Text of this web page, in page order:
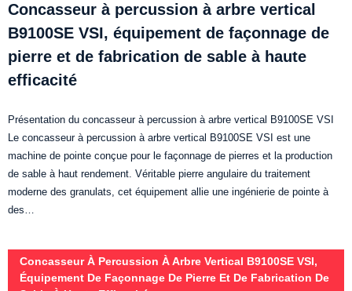
Concasseur à percussion à arbre vertical
B9100SE VSI, équipement de façonnage de
pierre et de fabrication de sable à haute
efficacité
Présentation du concasseur à percussion à arbre vertical B9100SE VSI
Le concasseur à percussion à arbre vertical B9100SE VSI est une
machine de pointe conçue pour le façonnage de pierres et la production
de sable à haut rendement. Véritable pierre angulaire du traitement
moderne des granulats, cet équipement allie une ingénierie de pointe à
des…
Concasseur À Percussion À Arbre Vertical B9100SE VSI,
Équipement De Façonnage De Pierre Et De Fabrication De